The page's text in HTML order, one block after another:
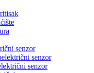
senzor
senzor
senzor